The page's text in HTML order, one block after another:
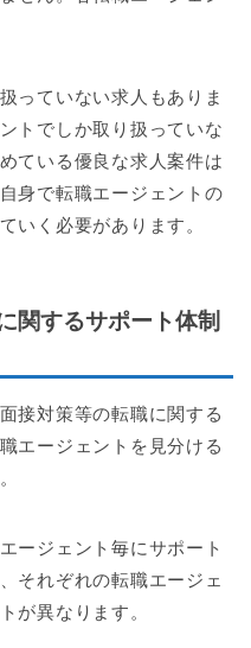
っていない求人もありま
トでしか取り扱っていな
ている優良な求人案件は
身で転職エージェントの
いく必要があります。
関するサポート体制
接対策等の転職に関する
エージェントを見分ける
ージェント毎にサポート
それぞれの転職エージェ
が異なります。